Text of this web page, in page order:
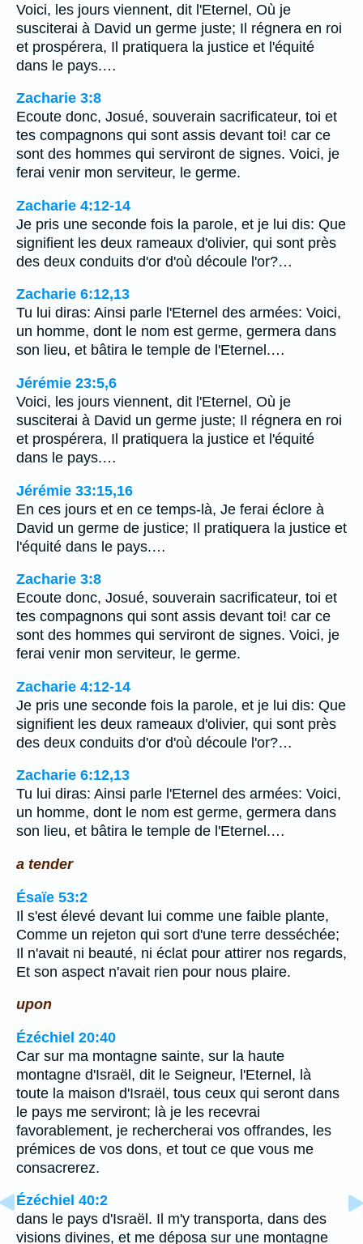
Voici, les jours viennent, dit l'Eternel, Où je
susciterai à David un germe juste; Il régnera en roi
et prospérera, Il pratiquera la justice et l'équité
dans le pays.…
Zacharie 3:8
Ecoute donc, Josué, souverain sacrificateur, toi et
tes compagnons qui sont assis devant toi! car ce
sont des hommes qui serviront de signes. Voici, je
ferai venir mon serviteur, le germe.
Zacharie 4:12-14
Je pris une seconde fois la parole, et je lui dis: Que
signifient les deux rameaux d'olivier, qui sont près
des deux conduits d'or d'où découle l'or?…
Zacharie 6:12,13
Tu lui diras: Ainsi parle l'Eternel des armées: Voici,
un homme, dont le nom est germe, germera dans
son lieu, et bâtira le temple de l'Eternel.…
Jérémie 23:5,6
Voici, les jours viennent, dit l'Eternel, Où je
susciterai à David un germe juste; Il régnera en roi
et prospérera, Il pratiquera la justice et l'équité
dans le pays.…
Jérémie 33:15,16
En ces jours et en ce temps-là, Je ferai éclore à
David un germe de justice; Il pratiquera la justice et
l'équité dans le pays.…
Zacharie 3:8
Ecoute donc, Josué, souverain sacrificateur, toi et
tes compagnons qui sont assis devant toi! car ce
sont des hommes qui serviront de signes. Voici, je
ferai venir mon serviteur, le germe.
Zacharie 4:12-14
Je pris une seconde fois la parole, et je lui dis: Que
signifient les deux rameaux d'olivier, qui sont près
des deux conduits d'or d'où découle l'or?…
Zacharie 6:12,13
Tu lui diras: Ainsi parle l'Eternel des armées: Voici,
un homme, dont le nom est germe, germera dans
son lieu, et bâtira le temple de l'Eternel.…
a tender
Ésaïe 53:2
Il s'est élevé devant lui comme une faible plante,
Comme un rejeton qui sort d'une terre desséchée;
Il n'avait ni beauté, ni éclat pour attirer nos regards,
Et son aspect n'avait rien pour nous plaire.
upon
Ézéchiel 20:40
Car sur ma montagne sainte, sur la haute
montagne d'Israël, dit le Seigneur, l'Eternel, là
toute la maison d'Israël, tous ceux qui seront dans
le pays me serviront; là je les recevrai
favorablement, je rechercherai vos offrandes, les
prémices de vos dons, et tout ce que vous me
consacrerez.
Ézéchiel 40:2
dans le pays d'Israël. Il m'y transporta, dans des
visions divines, et me déposa sur une montagne